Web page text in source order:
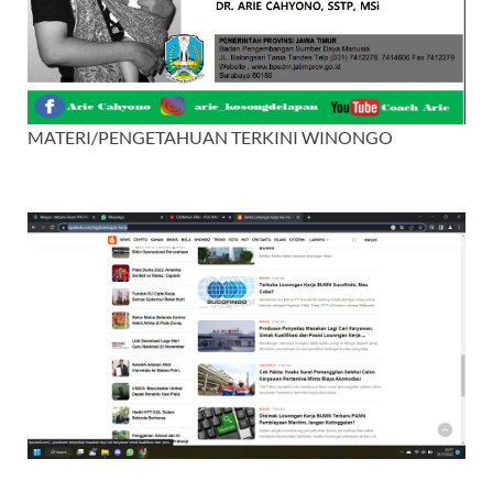
MATERI/PENGETAHUAN TERKINI WINONGO